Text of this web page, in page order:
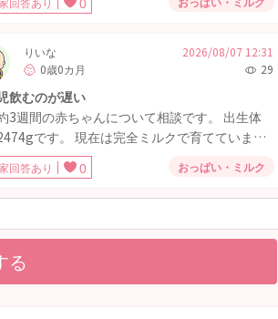
のですが夜間や寝ているとき、起きている際
ているのですがどのように対処するのが良い
ょうか‥ Sサイズ乳首でさえ、口からたらー
れている際もあります。 また、飲む力が弱
気なども隠れているのでしょうか？ 現在体重
どです！
りいな
0歳0カ月
2026/08/07 12:31
29
飲むのが遅い
週間の赤ちゃんについて相談です。 出生体
です。 現在は完全ミルクで育てていま
31グラム増えており、順調には育っていま
近は500～620mLくらい飲める日もありま
だ、ここ数日はまた飲む量が減ることがあ
回50mLくらいで終わってしまうこともありま
回答あり 0 おっぱい・ミルク
る